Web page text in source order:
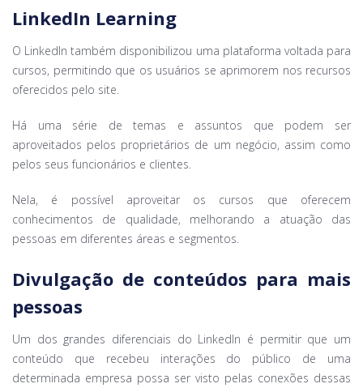
LinkedIn Learning
O LinkedIn também disponibilizou uma plataforma voltada para
cursos, permitindo que os usuários se aprimorem nos recursos
oferecidos pelo site.
Há uma série de temas e assuntos que podem ser
aproveitados pelos proprietários de um negócio, assim como
pelos seus funcionários e clientes.
Nela, é possível aproveitar os cursos que oferecem
conhecimentos de qualidade, melhorando a atuação das
pessoas em diferentes áreas e segmentos.
Divulgação de conteúdos para mais
pessoas
Um dos grandes diferenciais do LinkedIn é permitir que um
conteúdo que recebeu interações do público de uma
determinada empresa possa ser visto pelas conexões dessas